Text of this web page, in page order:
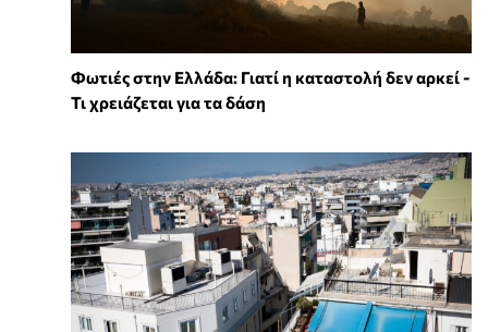
Φωτιές στην Ελλάδα: Γιατί η καταστολή δεν αρκεί -
Τι χρειάζεται για τα δάση